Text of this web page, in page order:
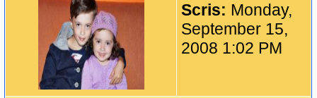
Scris: Monday,
September 15,
2008 1:02 PM